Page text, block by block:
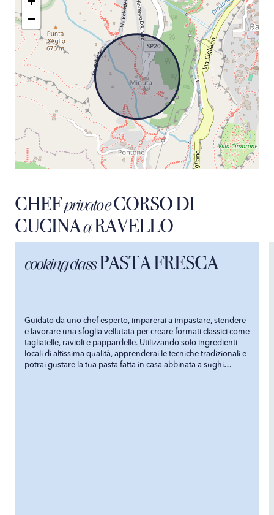
−
CHEFprivato eCORSO DI
CUCINAaRAVELLO
cooking classPASTA FRESCA
Guidato da uno chef esperto, imparerai a impastare, stendere
e lavorare una sfoglia vellutata per creare formati classici come
tagliatelle, ravioli e pappardelle. Utilizzando solo ingredienti
locali di altissima qualità, apprenderai le tecniche tradizionali e
potrai gustare la tua pasta fatta in casa abbinata a sughi